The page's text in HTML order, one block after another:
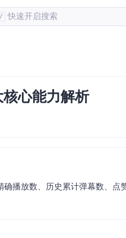
/ 快速开启搜索
心能力解析